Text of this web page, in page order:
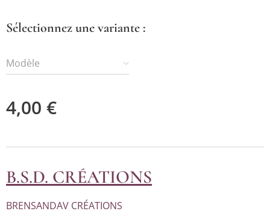
Sélectionnez une variante :
Modèle
4,00 €
B.S.D. CRÉATIONS
BRENSANDAV CRÉATIONS